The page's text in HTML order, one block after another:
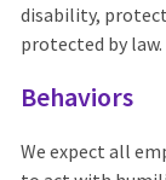
disability,
protected by law.
Behaviors
We expect all